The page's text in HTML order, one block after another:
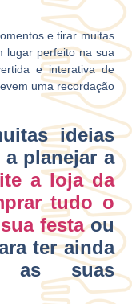
e tirar muitas
lugar perfeito na sua
e interativa de
uma recordação
ideias
planejar a
a loja da
tudo o
festa ou
ter ainda
as suas